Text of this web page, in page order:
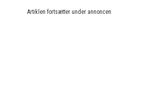
Artiklen fortsætter under annoncen